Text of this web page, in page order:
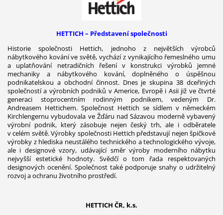
HETTICH – Představení společnosti
Historie společnosti Hettich, jednoho z největších výrobců
nábytkového kování ve světě, vychází z vynikajícího řemeslného umu
a uplatňování netradičních řešení v konstrukci výrobků jemné
mechaniky a nábytkového kování, doplněného o úspěšnou
podnikatelskou a obchodní činnost. Dnes je skupina 38 dceřiných
společností a výrobních podniků v Americe, Evropě i Asii již ve čtvrté
generaci stoprocentním rodinným podnikem, vedeným Dr.
Andreasem Hettichem. Společnost Hettich se sídlem v německém
Kirchlengernu vybudovala ve Žďáru nad Sázavou moderně vybavený
výrobní podnik, který zásobuje nejen český trh, ale i odběratele
v celém světě. Výrobky společnosti Hettich představují nejen špičkové
výrobky z hlediska neustálého technického a technologického vývoje,
ale i designové vzory, udávající směr výroby moderního nábytku
nejvyšší estetické hodnoty. Svědčí o tom řada respektovaných
designových ocenění. Společnost také podporuje snahy o udržitelný
rozvoj a ochranu životního prostředí.
HETTICH ČR, k.s.